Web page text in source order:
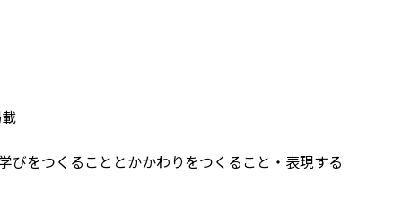
をつくることとかかわりをつくること・表現する